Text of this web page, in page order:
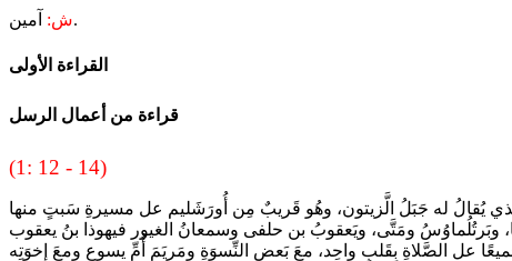
ش:آمين.
القراءة الأولى
قراءة من أعمال الرسل
(1: 12 - 14)